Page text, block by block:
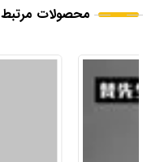
محصولات مرتبط